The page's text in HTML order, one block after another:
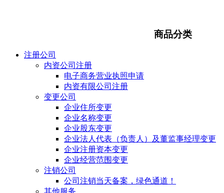
商品分类
注册公司
内资公司注册
电子商务营业执照申请
内资有限公司注册
变更公司
企业住所变更
企业名称变更
企业股东变更
企业法人代表（负责人）及董监事经理变更
企业注册资本变更
企业经营范围变更
注销公司
公司注销当天备案，绿色通道！